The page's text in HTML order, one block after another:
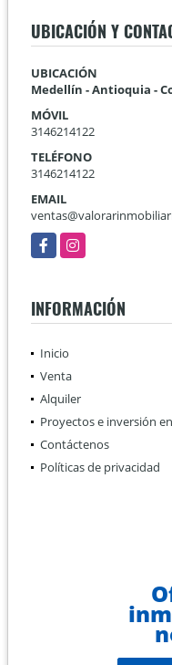
UBICACIÓN Y
UBICACIÓN
Medellín - Antioquia -
MÓVIL
3146214122
TELÉFONO
3146214122
EMAIL
FacebookInstagram
INFORMACIÓN
Inicio
Venta
Alquiler
Proyectos e inversión
Contáctenos
Políticas de privacidad